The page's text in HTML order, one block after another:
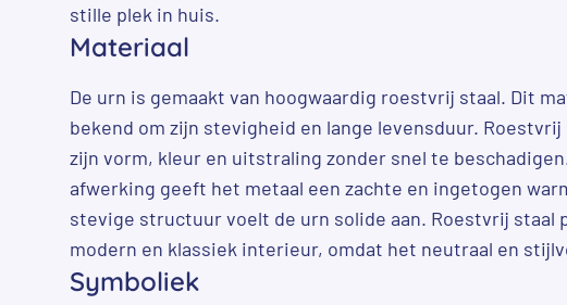
stille plek in huis.
Materiaal
De urn is gemaakt van hoogwaardig roestvrij staal. Dit
bekend om zijn stevigheid en lange levensduur.
zijn vorm, kleur en uitstraling zonder snel te
afwerking geeft het metaal een zachte en ingetogen
stevige structuur voelt de urn solide aan. Roestvrij staal
modern en klassiek interieur, omdat het neutraal en
Symboliek